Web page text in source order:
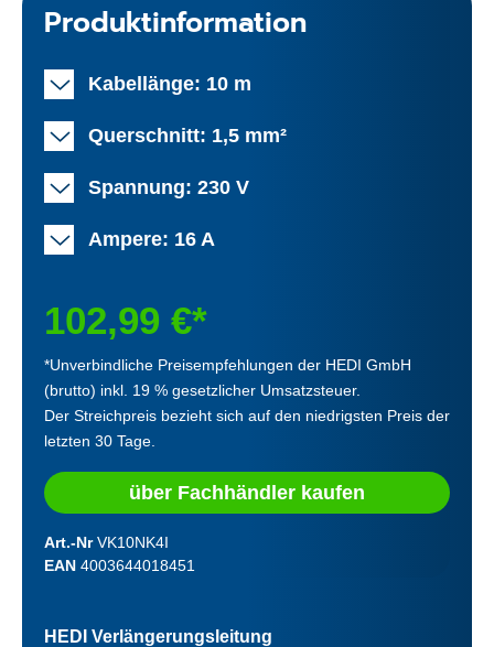
Produktinformation
Kabellänge: 10 m
Querschnitt: 1,5 mm²
Spannung: 230 V
Ampere: 16 A
102,99 €*
*Unverbindliche Preisempfehlungen der HEDI GmbH
(brutto) inkl. 19 % gesetzlicher Umsatzsteuer.
Der Streichpreis bezieht sich auf den niedrigsten Preis der
letzten 30 Tage.
über Fachhändler kaufen
Art.-NrVK10NK4I
EAN 4003644018451
HEDI Verlängerungsleitung